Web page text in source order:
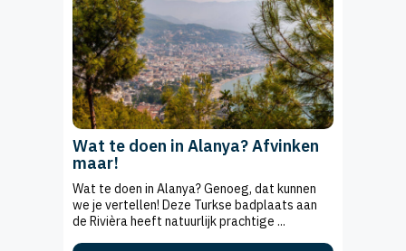
Wat te doen in Alanya? Afvinken
maar!
Wat te doen in Alanya? Genoeg, dat kunnen
we je vertellen! Deze Turkse badplaats aan
de Rivièra heeft natuurlijk prachtige ...